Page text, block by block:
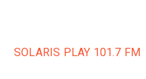
SOLARIS PLAY 101.7 FM